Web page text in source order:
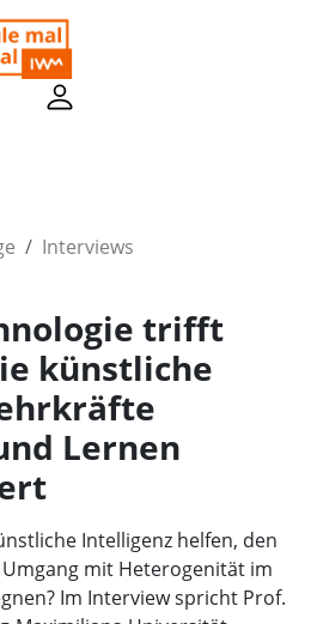
Interviews
trifft
künstliche
Lernen
Intelligenz helfen, den
mit Heterogenität im
Im Interview spricht Prof.